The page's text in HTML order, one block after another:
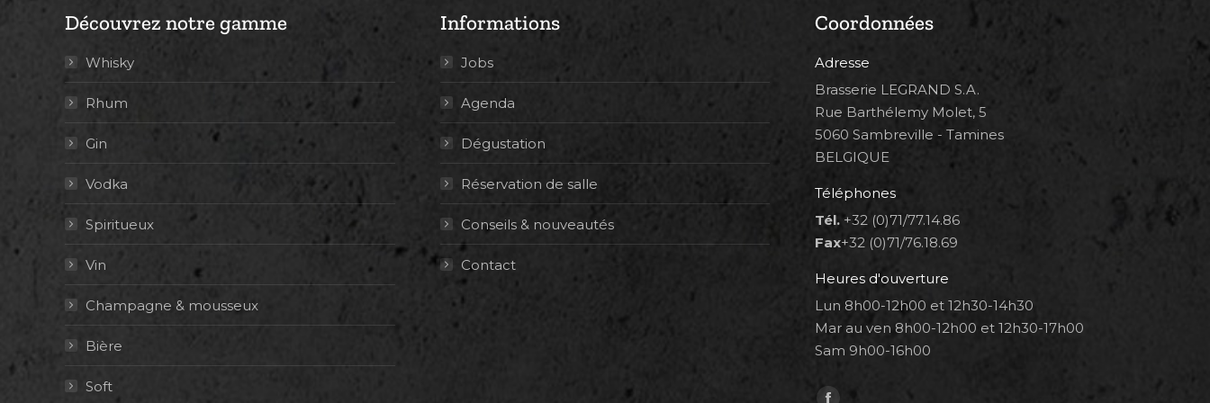
Découvrez notre gamme
Whisky
Rhum
Gin
Vodka
Spiritueux
Vin
Champagne & mousseux
Bière
Soft
Informations
Jobs
Agenda
Dégustation
Réservation de salle
Conseils & nouveautés
Contact
Coordonnées
Adresse
Brasserie LEGRAND S.A.
Rue Barthélemy Molet, 5
5060 Sambreville - Tamines
BELGIQUE
Téléphones
Tél. +32 (0)71/77.14.86
Fax+32 (0)71/76.18.69
Heures d'ouverture
Lun 8h00-12h00 et 12h30-14h30
Mar au ven 8h00-12h00 et 12h30-17h00
Sam 9h00-16h00
Trouvez nous sur :